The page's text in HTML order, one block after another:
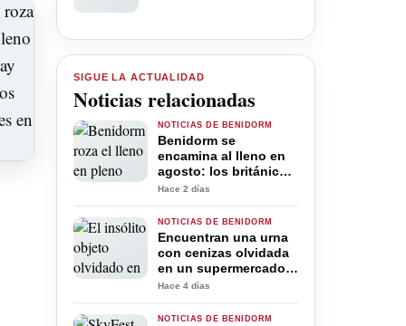
SIGUE LA ACTUALIDAD
Noticias relacionadas
NOTICIAS DE BENIDORM
Benidorm se
encamina al lleno en
agosto: los británicos
ya superan a los
hoteles
Hace 2 días
NOTICIAS DE BENIDORM
Encuentran una urna
con cenizas olvidada
en un supermercado
de Benidorm y buscan
Hace 4 días
NOTICIAS DE BENIDORM